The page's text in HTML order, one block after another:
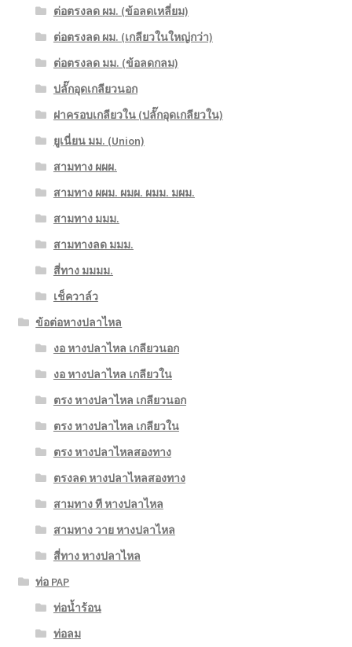
ต่อตรงลด ผม. (ข้อลดเหลี่ยม)
ต่อตรงลด ผม. (เกลียวในใหญ่กว่า)
ต่อตรงลด มม. (ข้อลดกลม)
ปลั๊กอุดเกลียวนอก
ฝาครอบเกลียวใน (ปลั๊กอุดเกลียวใน)
ยูเนี่ยน มม. (Union)
สามทาง ผผผ.
สามทาง ผผม. ผมผ. ผมม. มผม.
สามทาง มมม.
สามทางลด มมม.
สี่ทาง มมมม.
เช็ควาล์ว
ข้อต่อหางปลาไหล
งอ หางปลาไหล เกลียวนอก
งอ หางปลาไหล เกลียวใน
ตรง หางปลาไหล เกลียวนอก
ตรง หางปลาไหล เกลียวใน
ตรง หางปลาไหลสองทาง
ตรงลด หางปลาไหลสองทาง
สามทาง ที หางปลาไหล
สามทาง วาย หางปลาไหล
สี่ทาง หางปลาไหล
ท่อ PAP
ท่อน้ำร้อน
ท่อลม